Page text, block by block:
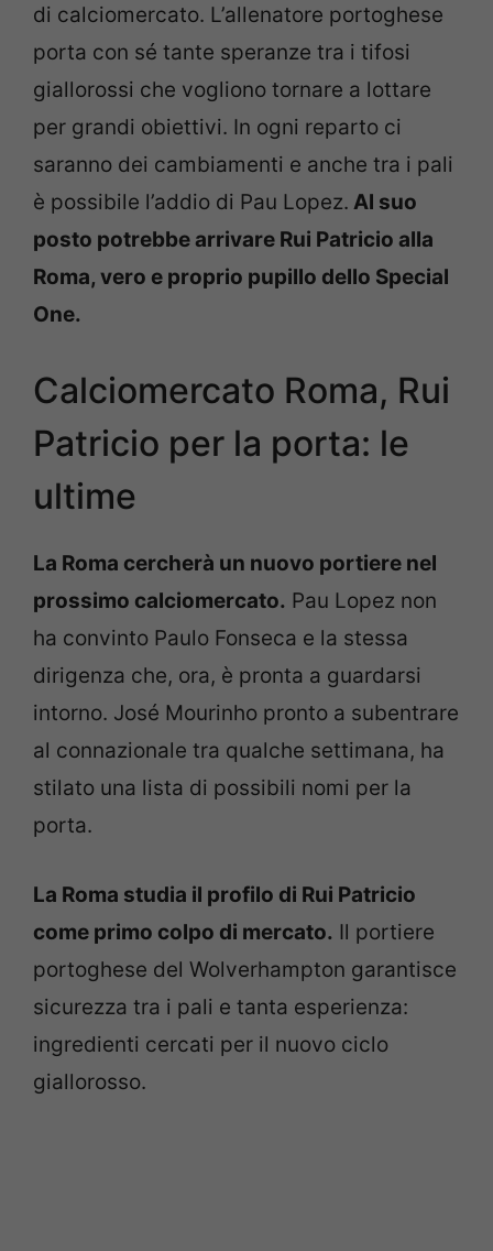
di calciomercato. L’allenatore portoghese
porta con sé tante speranze tra i tifosi
giallorossi che vogliono tornare a lottare
per grandi obiettivi. In ogni reparto ci
saranno dei cambiamenti e anche tra i pali
è possibile l’addio di Pau Lopez. Al suo
posto potrebbe arrivare Rui Patricio alla
Roma, vero e proprio pupillo dello Special
One.
Calciomercato Roma, Rui
Patricio per la porta: le
ultime
La Roma cercherà un nuovo portiere nel
prossimo calciomercato. Pau Lopez non
ha convinto Paulo Fonseca e la stessa
dirigenza che, ora, è pronta a guardarsi
intorno. José Mourinho pronto a subentrare
al connazionale tra qualche settimana, ha
stilato una lista di possibili nomi per la
porta.
La Roma studia il profilo di Rui Patricio
come primo colpo di mercato. Il portiere
portoghese del Wolverhampton garantisce
sicurezza tra i pali e tanta esperienza:
ingredienti cercati per il nuovo ciclo
giallorosso.